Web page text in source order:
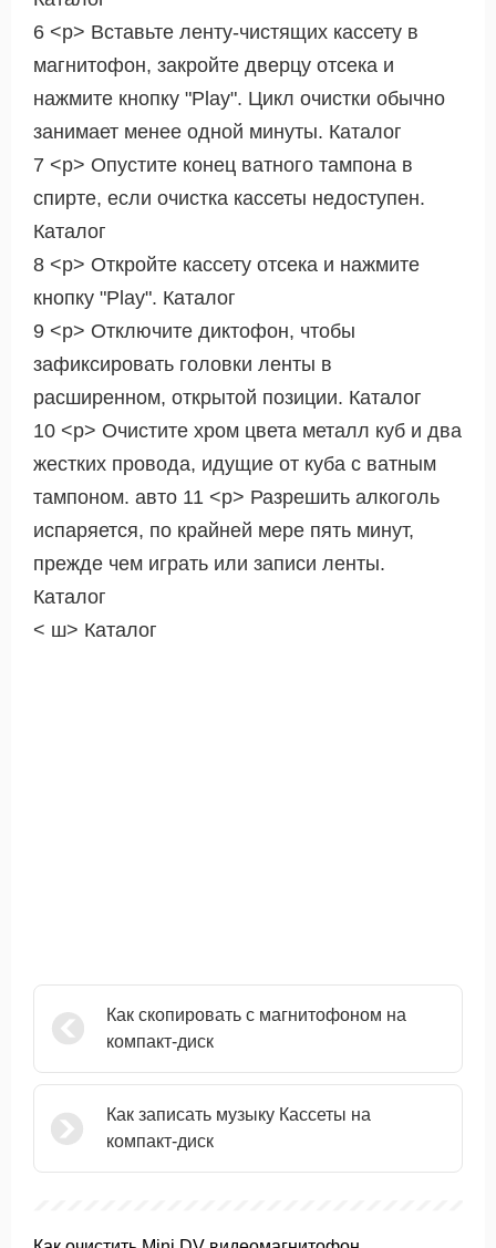
6 <р> Вставьте ленту-чистящих кассету в
магнитофон, закройте дверцу отсека и
нажмите кнопку "Play". Цикл очистки обычно
занимает менее одной минуты. Каталог
7 <р> Опустите конец ватного тампона в
спирте, если очистка кассеты недоступен.
Каталог
8 <р> Откройте кассету отсека и нажмите
кнопку "Play". Каталог
9 <р> Отключите диктофон, чтобы
зафиксировать головки ленты в
расширенном, открытой позиции. Каталог
10 <р> Очистите хром цвета металл куб и два
жестких провода, идущие от куба с ватным
тампоном. авто 11 <р> Разрешить алкоголь
испаряется, по крайней мере пять минут,
прежде чем играть или записи ленты.
Каталог
< ш> Каталог
Как скопировать с магнитофоном на
компакт-диск
Как записать музыку Кассеты на
компакт-диск